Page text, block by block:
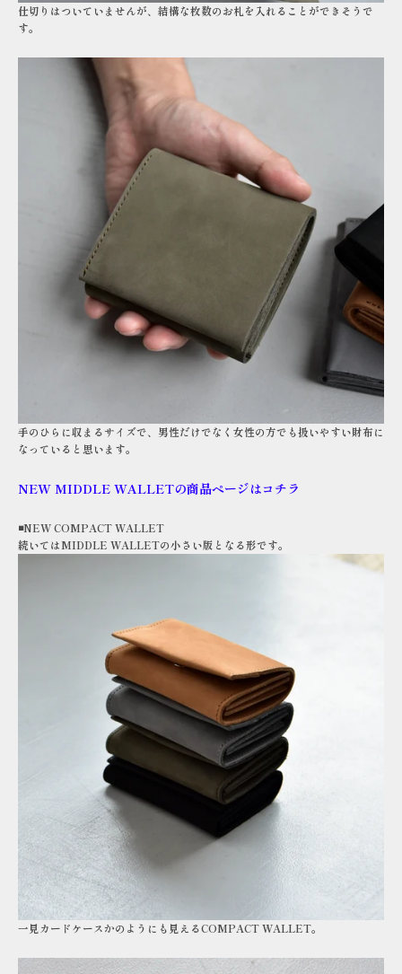
仕切りはついていませんが、結構な枚数のお札を入れることができそうで
す。
手のひらに収まるサイズで、男性だけでなく女性の方でも扱いやすい財布に
なっていると思います。
NEW MIDDLE WALLETの商品ページはコチラ
◾️NEW COMPACT WALLET
続いてはMIDDLE WALLETの小さい版となる形です。
一見カードケースかのようにも見えるCOMPACT WALLET。